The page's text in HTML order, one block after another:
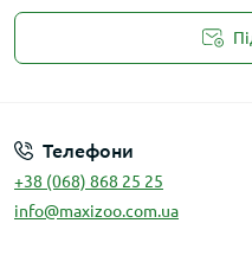
Телефони
+38 (068) 868 25 25
info@maxizoo.com.ua